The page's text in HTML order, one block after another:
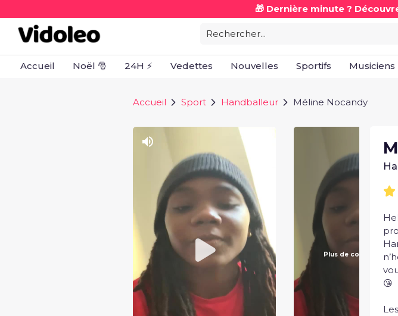
🎁 Dernière minute ?
Rechercher...
Accueil Noël 🎅 24H ⚡ Vedettes Nouvelles Sportifs Musiciens
Accueil Sport Handballeur Méline Nocandy
Plus de contenu à
😘